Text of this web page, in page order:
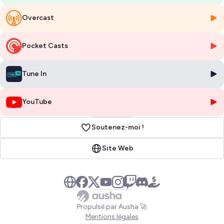
Hébergé par Ausha. Visitez
pour plus d'informations.
Overcast
Pocket Casts
Tune In
YouTube
Soutenez-moi !
Site Web
Propulsé par Ausha 🚀
Mentions légales